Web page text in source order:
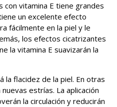
con vitamina E tiene grandes
un excelente efecto
fácilmente en la piel y le
los efectos cicatrizantes
la vitamina E suavizarán la
la flacidez de la piel. En otras
estrías. La aplicación
la circulación y reducirán